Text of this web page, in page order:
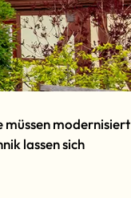
müssen modernisiert
lassen sich